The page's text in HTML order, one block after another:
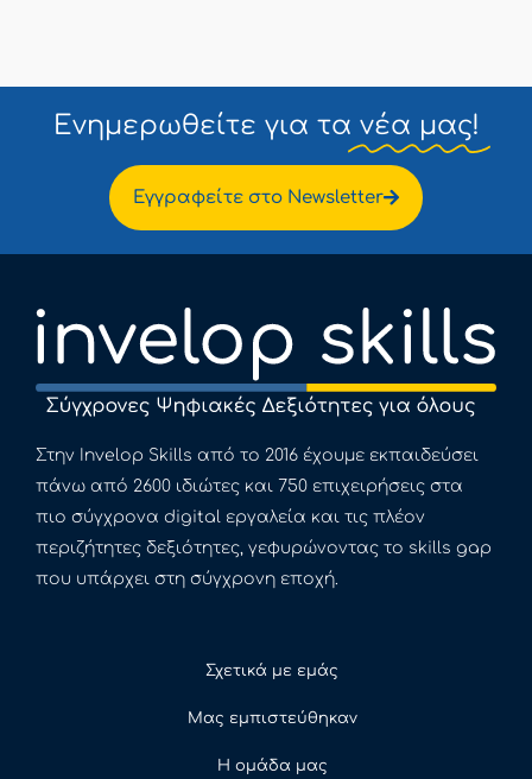
Ενημερωθείτε για τα νέα μας!
Εγγραφείτε στο Newsletter
Στην Invelop Skills από το 2016 έχουμε εκπαιδεύσει
πάνω από 2600 ιδιώτες και 750 επιχειρήσεις στα
πιο σύγχρονα digital εργαλεία και τις πλέον
περιζήτητες δεξιότητες, γεφυρώνοντας το skills gap
που υπάρχει στη σύγχρονη εποχή.
Σχετικά με εμάς
Μας εμπιστεύθηκαν
Η ομάδα μας